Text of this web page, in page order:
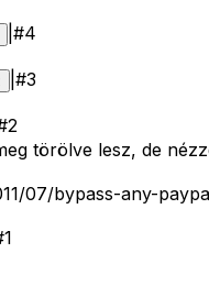
#4
#3
2
törölve lesz, de
07/bypass-any-
1